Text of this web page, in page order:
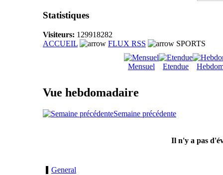
Statistiques
Visiteurs: 129918282
ACCUEIL
FLUX RSS SPORTS
Mensuel Etendue
Vue hebdomadaire
Semaine précédente
Il n'y a pas
General